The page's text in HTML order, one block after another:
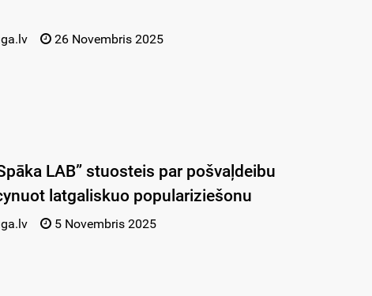
26 Novembris 2025
LAB” stuosteis par pošvaļdeibu
latgaliskuo populariziešonu
5 Novembris 2025